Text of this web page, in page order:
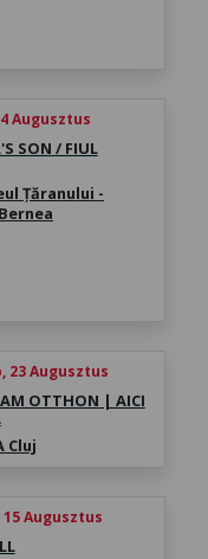
Augusztus
SON / FIUL
Țăranului -
23 Augusztus
OTTHON | AICI
Cluj
15 Augusztus